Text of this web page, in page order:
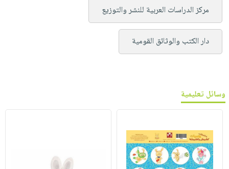
مركز الدراسات العربية للنشر والتوزيع
دار الكتب والوثائق القومية
وسائل تعليمية